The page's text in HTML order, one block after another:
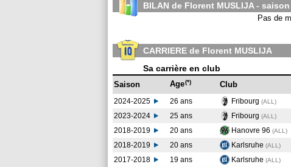
BILAN de Florent MUSLIJA - saison
Pas de
CARRIERE de Florent MUSLIJA
Sa carrière en club
Saison Age(*) Club
2024-2025 26 ans Fribourg (ALL )
2023-2024
25 ans Fribourg (ALL )
2018-2019
20 ans Hanovre 96 (ALL )
2018-2019
20 ans Karlsruhe (ALL )
2017-2018
19 ans Karlsruhe (ALL )